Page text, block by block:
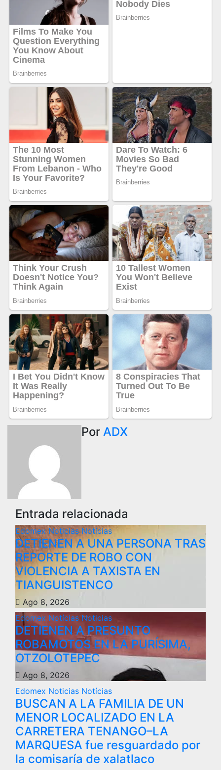
Por ADX
Entrada relacionada
EdomexNoticias Notícias
DETIENEN A UNA PERSONA TRAS
REPORTE DE ROBO CON
VIOLENCIA A TAXISTA EN
TIANGUISTENCO
Ago 8, 2026
Edomex Notícias Noticias
DETIENEN A PRESUNTO
ROBAMOTOS EN LA PURÍSIMA,
OTZOLOTEPEC
Ago 8, 2026
Edomex Noticias Notícias
BUSCAN A LA FAMILIA DE UN
MENOR LOCALIZADO EN LA
CARRETERA TENANGO–LA
MARQUESA fue resguardado por
la comisaría de xalatlaco